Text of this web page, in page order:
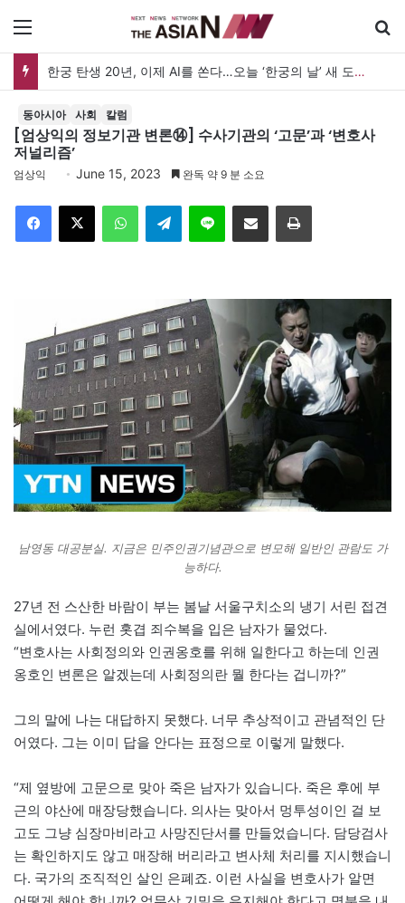
한궁 탄생 20년, 이제 AI를 쏜다…오늘 ‘한궁의 날’ 새 도약 선언
동아시아 사회 칼럼
[엄상익의 정보기관 변론⑭] 수사기관의 ‘고문’과 ‘변호사
저널리즘’
엄상익 June 15, 2023 완독 약 9 분 소요
Telegram 이메일
남영동 대공분실. 지금은 민주인권기념관으로 변모해 일반인 관람도 가
능하다.
27년 전 스산한 바람이 부는 봄날 서울구치소의 냉기 서린 접견
실에서였다. 누런 홋겹 죄수복을 입은 남자가 물었다.
“변호사는 사회정의와 인권옹호를 위해 일한다고 하는데 인권
옹호인 변론은 알겠는데 사회정의란 뭘 한다는 겁니까?”
그의 말에 나는 대답하지 못했다. 너무 추상적이고 관념적인 단
어였다. 그는 이미 답을 안다는 표정으로 이렇게 말했다.
“제 옆방에 고문으로 맞아 죽은 남자가 있습니다. 죽은 후에 부
근의 야산에 매장당했습니다. 의사는 맞아서 멍투성이인 걸 보
고도 그냥 심장마비라고 사망진단서를 만들었습니다. 담당검사
는 확인하지도 않고 매장해 버리라고 변사체 처리를 지시했습니
다. 국가의 조직적인 살인 은폐죠. 이런 사실을 변호사가 알면